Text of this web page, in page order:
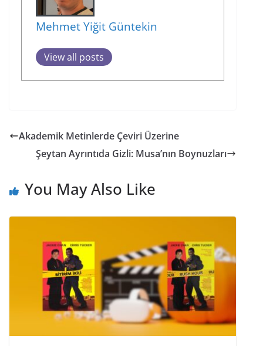
Mehmet Yiğit Güntekin
View all posts
Akademik Metinlerde Çeviri Üzerine
Şeytan Ayrıntıda Gizli: Musa’nın Boynuzları
You May Also Like